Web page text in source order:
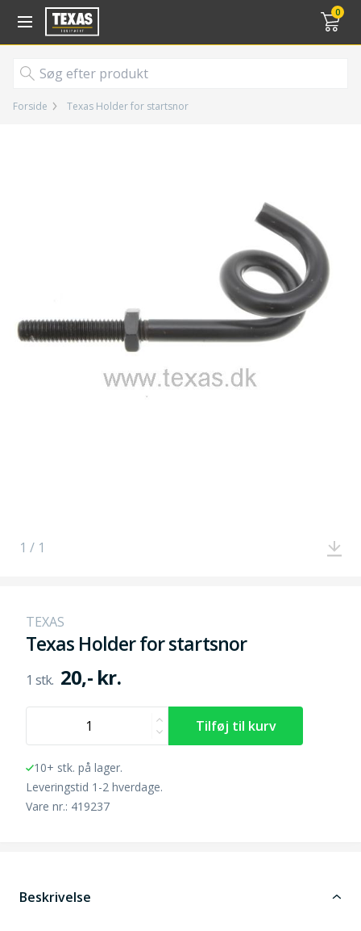
0
Gå til kurv (
Forside Texas Holder for startsnor
1 / 1
TEXAS
Texas Holder for startsnor
20,- kr.
10+ stk. på lager.
Leveringstid 1-2 hverdage.
Vare nr.: 419237
Beskrivelse